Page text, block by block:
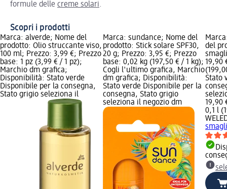
formule delle creme solari.
Scopri i prodotti
Marca: alverde; Nome del
prodotto: Olio struccante viso,
100 ml; Prezzo: 3,99 €; Prezzo
base: 1 pz (3,99 € / 1 pz);
Marchio dm grafica;
Disponibilità: Stato verde
Disponibile per la consegna,
Stato grigio seleziona il
Marca: sundance; Nome del
prodotto: Stick solare SPF30,
20 g; Prezzo: 3,95 €; Prezzo
base: 0,02 kg (197,50 € / 1 kg);
Cogli l'ultimo grafica, Marchio
dm grafica; Disponibilità:
Stato verde Disponibile per la
consegna, Stato grigio
seleziona il negozio dm
del
19,90
Stato
19,90
0,1 l